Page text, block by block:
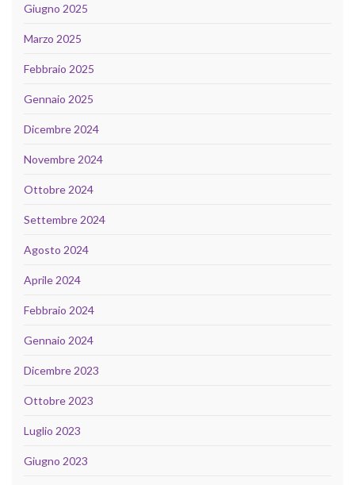
Giugno 2025
Marzo 2025
Febbraio 2025
Gennaio 2025
Dicembre 2024
Novembre 2024
Ottobre 2024
Settembre 2024
Agosto 2024
Aprile 2024
Febbraio 2024
Gennaio 2024
Dicembre 2023
Ottobre 2023
Luglio 2023
Giugno 2023